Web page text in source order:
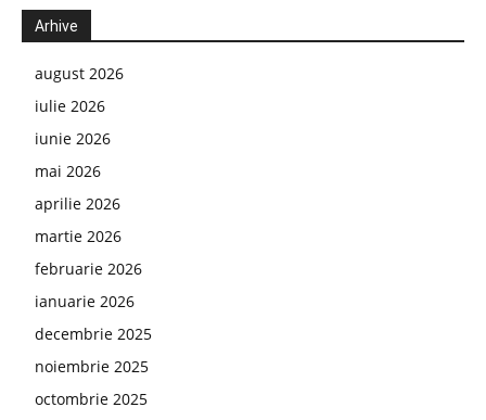
Arhive
august 2026
iulie 2026
iunie 2026
mai 2026
aprilie 2026
martie 2026
februarie 2026
ianuarie 2026
decembrie 2025
noiembrie 2025
octombrie 2025